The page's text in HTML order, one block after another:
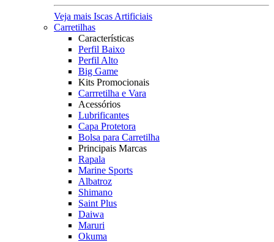
Veja mais Iscas Artificiais
Carretilhas
Características
Perfil Baixo
Perfil Alto
Big Game
Kits Promocionais
Carrretilha e Vara
Acessórios
Lubrificantes
Capa Protetora
Bolsa para Carretilha
Principais Marcas
Rapala
Marine Sports
Albatroz
Shimano
Saint Plus
Daiwa
Maruri
Okuma